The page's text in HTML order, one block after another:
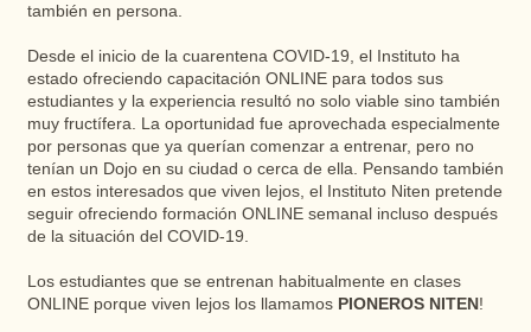
también en persona.
Desde el inicio de la cuarentena COVID-19, el Instituto ha
estado ofreciendo capacitación ONLINE para todos sus
estudiantes y la experiencia resultó no solo viable sino también
muy fructífera. La oportunidad fue aprovechada especialmente
por personas que ya querían comenzar a entrenar, pero no
tenían un Dojo en su ciudad o cerca de ella. Pensando también
en estos interesados ​​que viven lejos, el Instituto Niten pretende
seguir ofreciendo formación ONLINE semanal incluso después
de la situación del COVID-19.
Los estudiantes que se entrenan habitualmente en clases
ONLINE porque viven lejos los llamamos PIONEROS NITEN!